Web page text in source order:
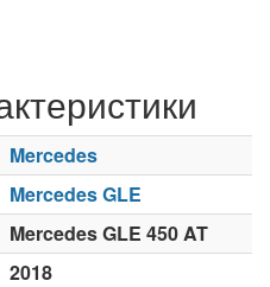
Mercedes
Mercedes GLE
Mercedes GLE 450 AT
2018